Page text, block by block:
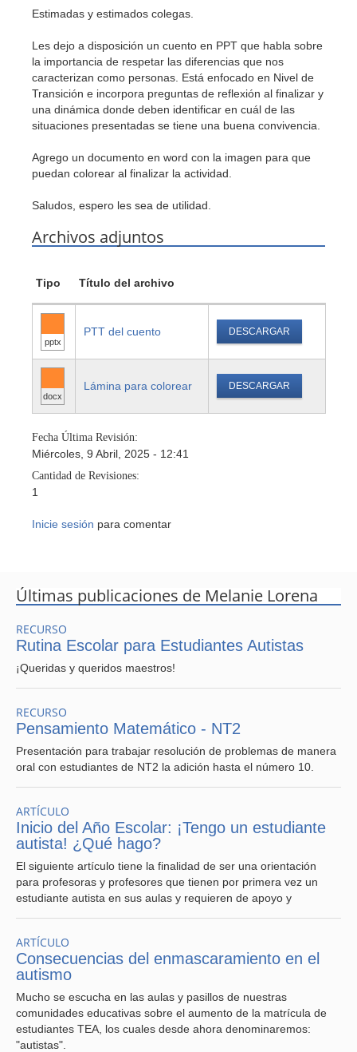
Estimadas y estimados colegas.
Les dejo a disposición un cuento en PPT que habla sobre
la importancia de respetar las diferencias que nos
caracterizan como personas. Está enfocado en Nivel de
Transición e incorpora preguntas de reflexión al finalizar y
una dinámica donde deben identificar en cuál de las
situaciones presentadas se tiene una buena convivencia.
Agrego un documento en word con la imagen para que
puedan colorear al finalizar la actividad.
Saludos, espero les sea de utilidad.
Archivos adjuntos
Tipo Título del archivo
pptx
PTT del cuento DESCARGAR
docx
Lámina para colorear DESCARGAR
Fecha Última Revisión:
Miércoles, 9 Abril, 2025 - 12:41
Cantidad de Revisiones:
1
Inicie sesión para comentar
Últimas publicaciones de Melanie Lorena
RECURSO
Rutina Escolar para Estudiantes Autistas
¡Queridas y queridos maestros!
RECURSO
Pensamiento Matemático - NT2
Presentación para trabajar resolución de problemas de manera
oral con estudiantes de NT2 la adición hasta el número 10.
ARTÍCULO
Inicio del Año Escolar: ¡Tengo un estudiante
autista! ¿Qué hago?
El siguiente artículo tiene la finalidad de ser una orientación
para profesoras y profesores que tienen por primera vez un
estudiante autista en sus aulas y requieren de apoyo y
ARTÍCULO
Consecuencias del enmascaramiento en el
autismo
Mucho se escucha en las aulas y pasillos de nuestras
comunidades educativas sobre el aumento de la matrícula de
estudiantes TEA, los cuales desde ahora denominaremos:
"autistas".